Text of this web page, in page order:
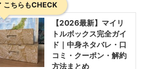
こちらもCHECK
【2026最新】マイリ
トルボックス完全ガイ
ド｜中身ネタバレ・口
コミ・クーポン・解約
方法まとめ